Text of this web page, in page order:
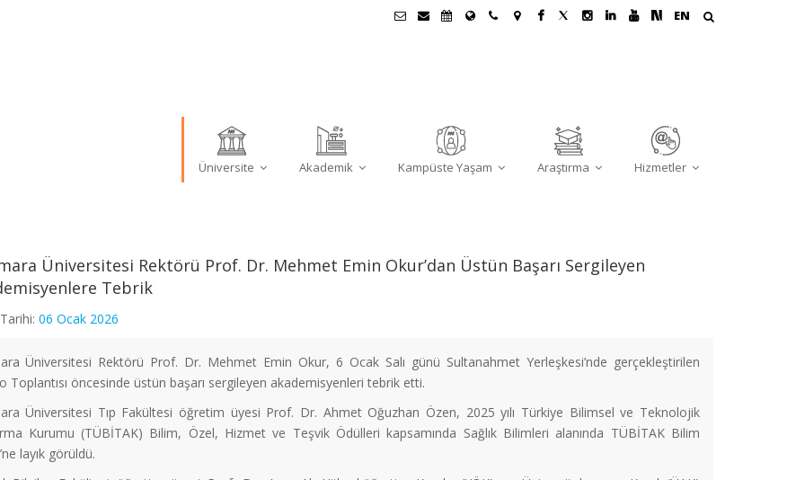
EN
Üniversite Akademik Kampüste Yaşam Araştırma Hizmetler
Üniversitesi Rektörü Prof. Dr. Mehmet Emin Okur’dan Üstün Başarı Sergileyen
Tebrik
06 Ocak 2026
Üniversitesi Rektörü Prof. Dr. Mehmet Emin Okur, 6 Ocak Salı günü Sultanahmet Yerleşkesi’nde gerçekleştirilen
Toplantısı öncesinde üstün başarı sergileyen akademisyenleri tebrik etti.
Üniversitesi Tıp Fakültesi öğretim üyesi Prof. Dr. Ahmet Oğuzhan Özen, 2025 yılı Türkiye Bilimsel ve Teknolojik
Kurumu (TÜBİTAK) Bilim, Özel, Hizmet ve Teşvik Ödülleri kapsamında Sağlık Bilimleri alanında TÜBİTAK Bilim
layık görüldü.